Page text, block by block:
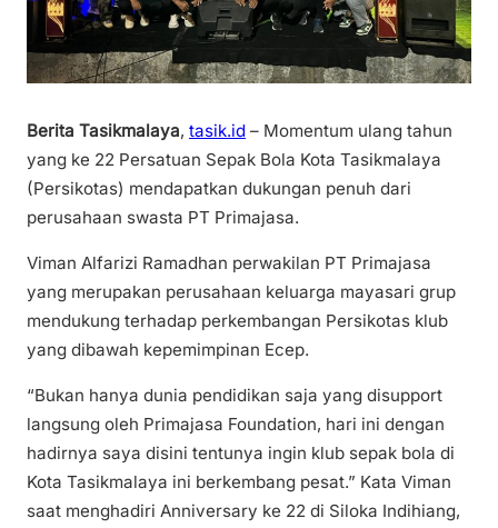
Berita Tasikmalaya, tasik.id – Momentum ulang tahun
yang ke 22 Persatuan Sepak Bola Kota Tasikmalaya
(Persikotas) mendapatkan dukungan penuh dari
perusahaan swasta PT Primajasa.
Viman Alfarizi Ramadhan perwakilan PT Primajasa
yang merupakan perusahaan keluarga mayasari grup
mendukung terhadap perkembangan Persikotas klub
yang dibawah kepemimpinan Ecep.
“Bukan hanya dunia pendidikan saja yang disupport
langsung oleh Primajasa Foundation, hari ini dengan
hadirnya saya disini tentunya ingin klub sepak bola di
Kota Tasikmalaya ini berkembang pesat.” Kata Viman
saat menghadiri Anniversary ke 22 di Siloka Indihiang,